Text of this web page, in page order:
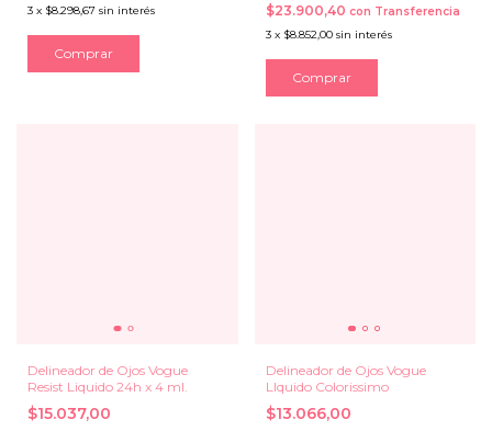
3 x $8.298,67 sin interés $23.900,40 con Transferencia
3 x $8.852,00 sin interés
Comprar
Delineador de Ojos Vogue
Resist Liquido 24h x 4 ml.
$15.037,00
Delineador de Ojos Vogue
LIquido Colorissimo
$13.066,00